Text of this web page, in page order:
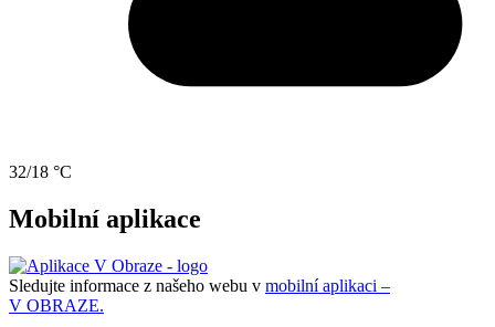
32/18 °C
Mobilní aplikace
Sledujte informace z našeho webu v mobilní aplikaci –
V OBRAZE.